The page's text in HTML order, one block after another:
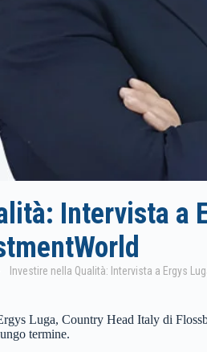
Intervista a
Luga, Country Head Italy di
termine.